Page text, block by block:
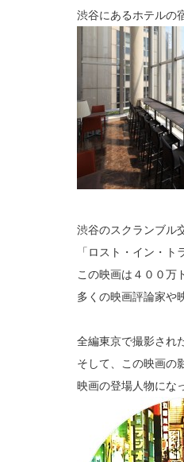
渋谷にあるホテルの
渋谷のスクランブル
「ロスト・イン・ト
この映画は４００万
多くの映画評論家や
全編東京で撮影され
そして、この映画の
映画の登場人物にな